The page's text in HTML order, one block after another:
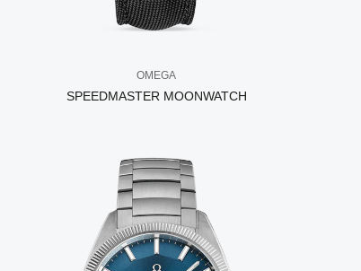
OMEGA
SPEEDMASTER MOONWATCH